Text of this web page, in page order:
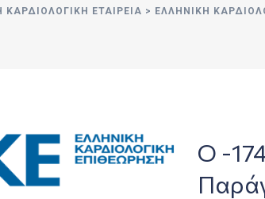
ΚΑΡΔΙΟΛΟΓΙΚΉ ΕΤΑΙΡΕΊΑ > ΕΛΛΗΝΙΚΗ
Ο -